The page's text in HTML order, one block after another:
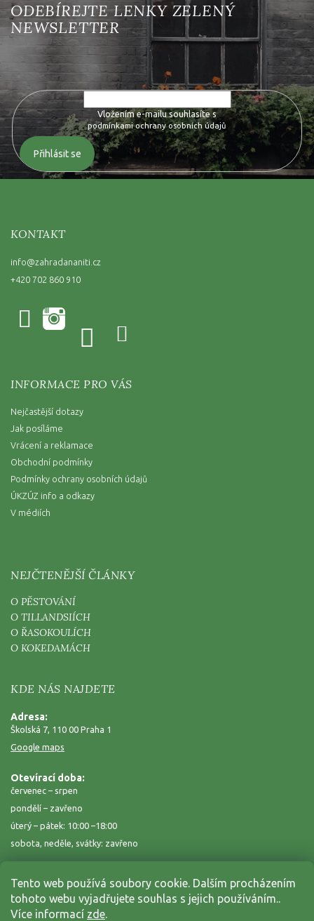
Tento web používá soubory cookie. Dalším procházením
tohoto webu vyjadřujete souhlas s jejich používáním..
Více informací zde.
Vložte svůj e-mail a my vám budeme zasílat informace o nových
produktech na našem e-shopu.
Vložením e-mailu souhlasíte s
podmínkami ochrany osobních údajů
Přihlásit se
KONTAKT
info@zahradananiti.cz
+420 702 860 910
INFORMACE PRO VÁS
Nejčastější dotazy
Jak posíláme
Vrácení a reklamace
Obchodní podmínky
Podmínky ochrany osobních údajů
ÚKZÚZ info a odkazy
V médiích
NEJČTENĚJŠÍ ČLÁNKY
O PĚSTOVÁNÍ
O TILLANDSIÍCH
O ŘASOKOULÍCH
O KOKEDAMÁCH
KDE NÁS NAJDETE
Adresa:
Školská 7, 110 00 Praha 1
Google maps
Otevírací doba:
červenec – srpen
pondělí – zavřeno
úterý – pátek: 10:00 –18:00
sobota, neděle, svátky: zavřeno